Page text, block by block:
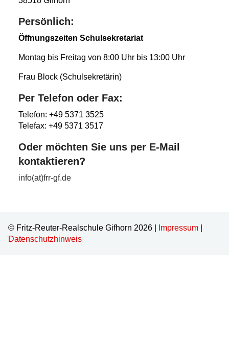
Persönlich:
Öffnungszeiten Schulsekretariat
Montag bis Freitag von 8:00 Uhr bis 13:00 Uhr
Frau Block (Schulsekretärin)
Per Telefon oder Fax:
Telefon: +49 5371 3525
Telefax: +49 5371 3517
Oder möchten Sie uns per E-Mail
kontaktieren?
info(at)frr-gf.de
© Fritz-Reuter-Realschule Gifhorn 2026 | Impressum
Datenschutzhinweis